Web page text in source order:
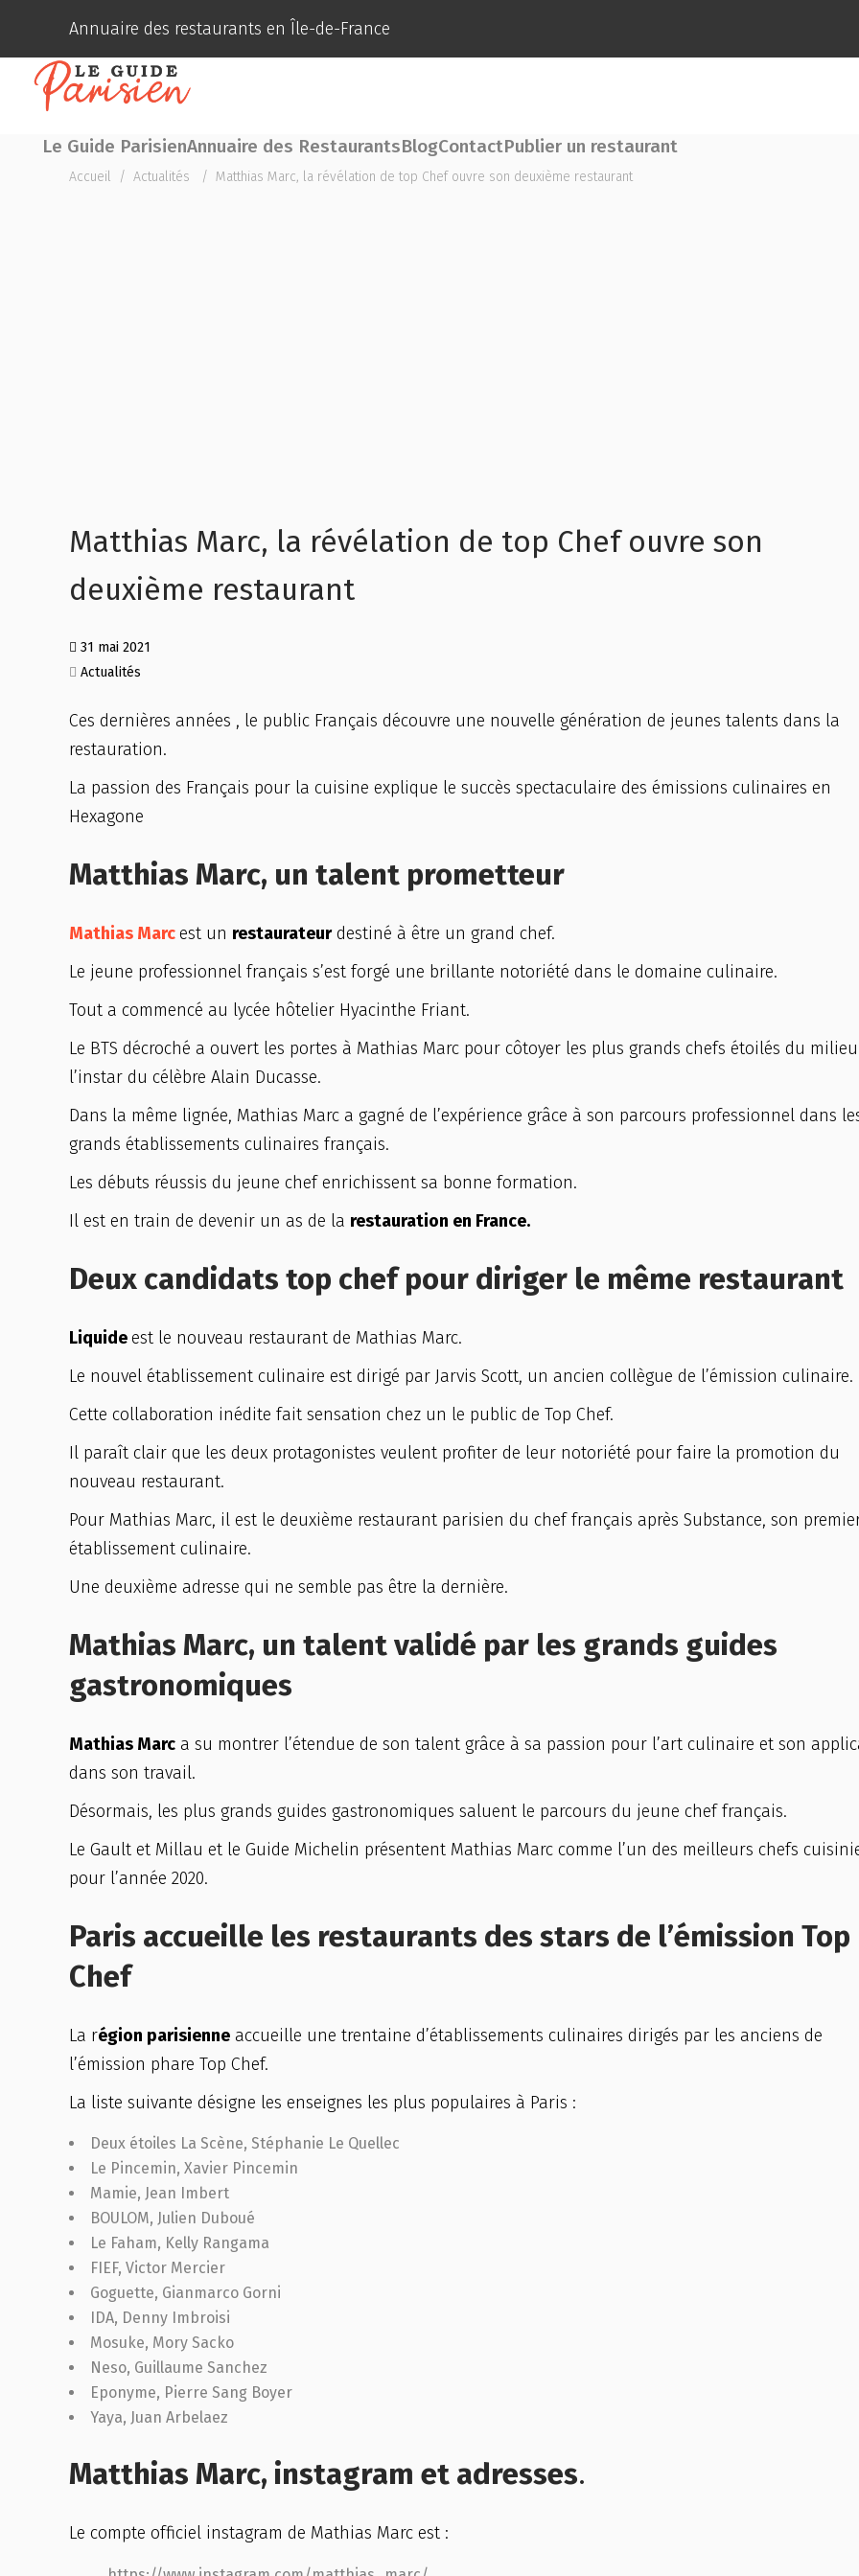
Annuaire des restaurants en Île-de-France
Le Guide ParisienAnnuaire des RestaurantsBlogContactPublier un restaurant
Accueil / Actualités / Matthias Marc, la révélation de top Chef ouvre son deuxième restaurant
Matthias Marc, la révélation de top Chef ouvre son
deuxième restaurant
31 mai 2021
Actualités
Ces dernières années , le public Français découvre une nouvelle génération de jeunes talents dans la
restauration.
La passion des Français pour la cuisine explique le succès spectaculaire des émissions culinaires en
Hexagone
Matthias Marc, un talent prometteur
Mathias Marcest un restaurateurdestiné à être un grand chef.
Le jeune professionnel français s’est forgé une brillante notoriété dans le domaine culinaire.
Tout a commencé au lycée hôtelier Hyacinthe Friant.
Le BTS décroché a ouvert les portes à Mathias Marc pour côtoyer les plus grands chefs étoilés du
l’instar du célèbre Alain Ducasse.
Dans la même lignée, Mathias Marc a gagné de l’expérience grâce à son parcours professionnel dans
grands établissements culinaires français.
Les débuts réussis du jeune chef enrichissent sa bonne formation.
Il est en train de devenir un as de la restauration en France.
Deux candidats top chef pour diriger le même restaurant
Liquideest le nouveau restaurant de Mathias Marc.
Le nouvel établissement culinaire est dirigé par Jarvis Scott, un ancien collègue de l’émission culinaire.
Cette collaboration inédite fait sensation chez un le public de Top Chef.
Il paraît clair que les deux protagonistes veulent profiter de leur notoriété pour faire la promotion du
nouveau restaurant.
Pour Mathias Marc, il est le deuxième restaurant parisien du chef français après Substance, son
établissement culinaire.
Une deuxième adresse qui ne semble pas être la dernière.
Mathias Marc, un talent validé par les grands guides
gastronomiques
Mathias Marc a su montrer l’étendue de son talent grâce à sa passion pour l’art culinaire et son
dans son travail.
Désormais, les plus grands guides gastronomiques saluent le parcours du jeune chef français.
Le Gault et Millau et le Guide Michelin présentent Mathias Marc comme l’un des meilleurs chefs
pour l’année 2020.
Paris accueille les restaurants des stars de l’émission Top
Chef
La région parisienne accueille une trentaine d’établissements culinaires dirigés par les anciens de
l’émission phare Top Chef.
La liste suivante désigne les enseignes les plus populaires à Paris :
Deux étoiles La Scène, Stéphanie Le Quellec
Le Pincemin, Xavier Pincemin
Mamie, Jean Imbert
BOULOM, Julien Duboué
Le Faham, Kelly Rangama
FIEF, Victor Mercier
Goguette, Gianmarco Gorni
IDA, Denny Imbroisi
Mosuke, Mory Sacko
Neso, Guillaume Sanchez
Eponyme, Pierre Sang Boyer
Yaya, Juan Arbelaez
Matthias Marc, instagram et adresses.
Le compte officiel instagram de Mathias Marc est :